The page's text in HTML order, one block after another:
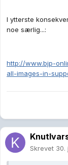
I ytterste
noe særlig...:
http://www.bjp-
all-images-in-
Skrevet 30.